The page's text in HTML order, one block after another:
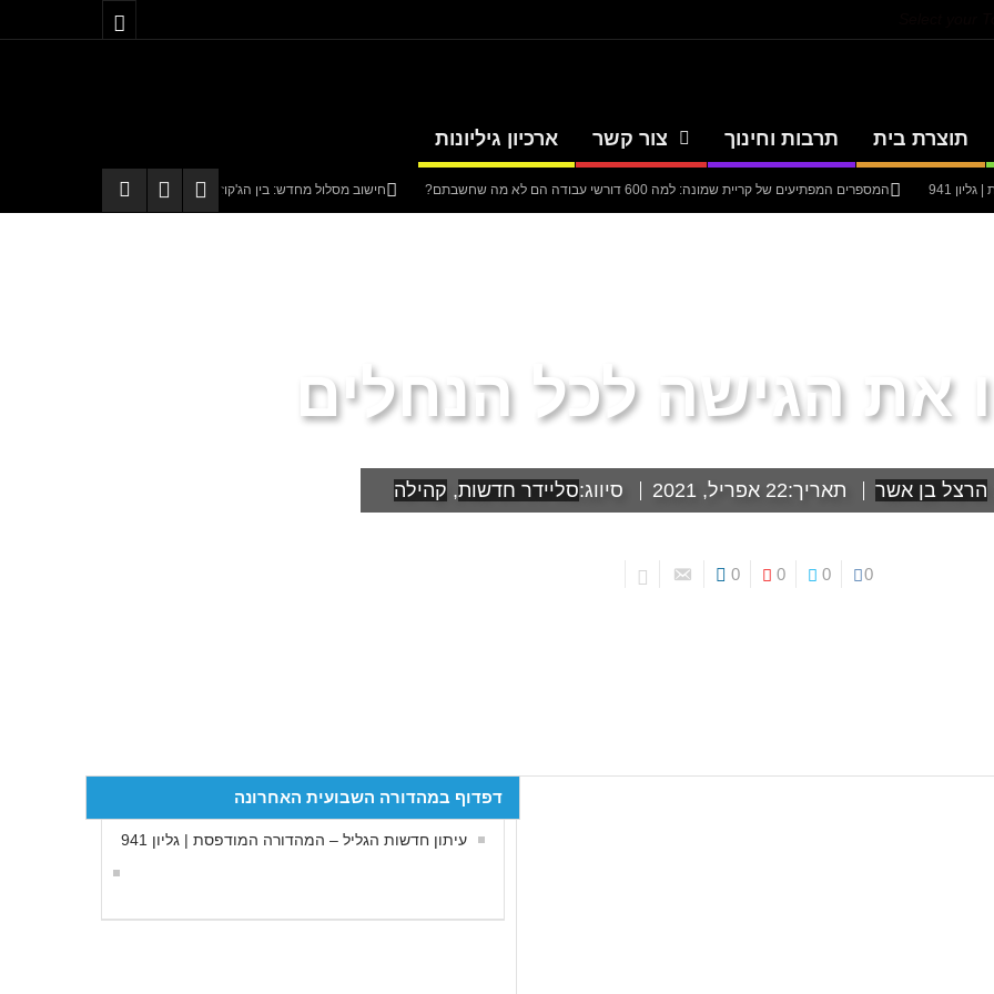
תוצרת בית תרבות וחינוך צור קשר ארכיון גיליונות
941 המספרים המפתיעים של קריית שמונה: למה 600 דורשי עבודה הם לא מה שחשבתם? חישוב מסלול מחדש: בין הג'קוזי לבבא סאלי
את הגישה לכל הנחלים
הרצל בן אשר תאריך:22 אפריל, 2021 סיווג:סליידר חדשות, קהילה
0
0
0
0
דפדוף במהדורה השבועית האחרונה
עיתון חדשות הגליל – המהדורה המודפסת | גליון 941